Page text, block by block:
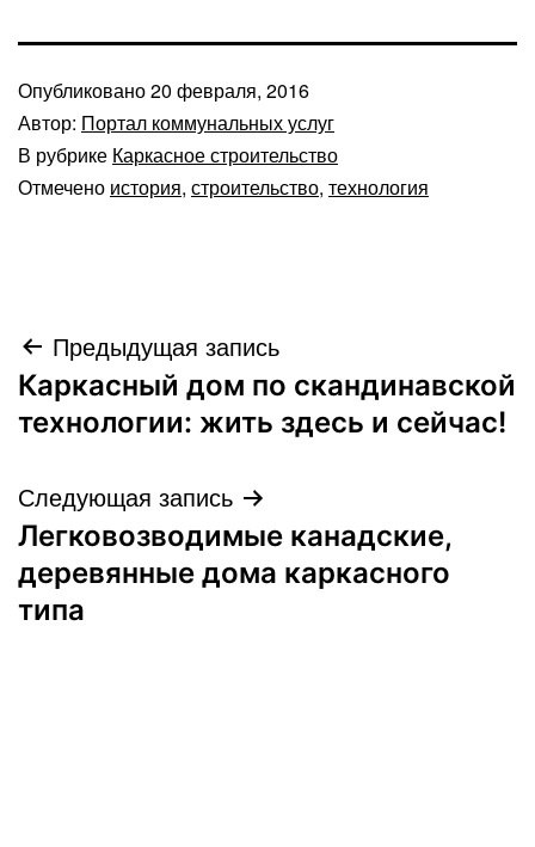
Опубликовано20 февраля, 2016
Автор: Портал коммунальных услуг
В рубрике Каркасное строительство
Отмечено история, строительство, технология
Навигация
по
Предыдущая запись
Каркасный дом по скандинавской
технологии: жить здесь и сейчас!
Следующая запись
Легковозводимые канадские,
деревянные дома каркасного
типа